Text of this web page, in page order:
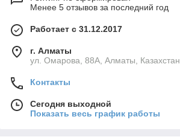
Менее 5 отзывов за последний год
Работает с 31.12.2017
г. Алматы
ул. Омарова, 88А, Алматы, Казахстан
Контакты
Сегодня выходной
Показать весь график работы